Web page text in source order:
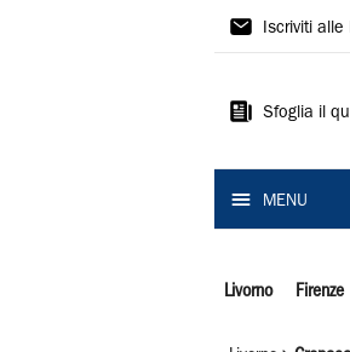
Il
Iscriviti alle
Sfoglia il
MENU
Livorno Firenze